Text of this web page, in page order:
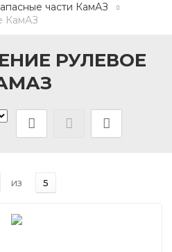
части КамАЗ
КамАЗ
РУЛЕВОЕ
из 5